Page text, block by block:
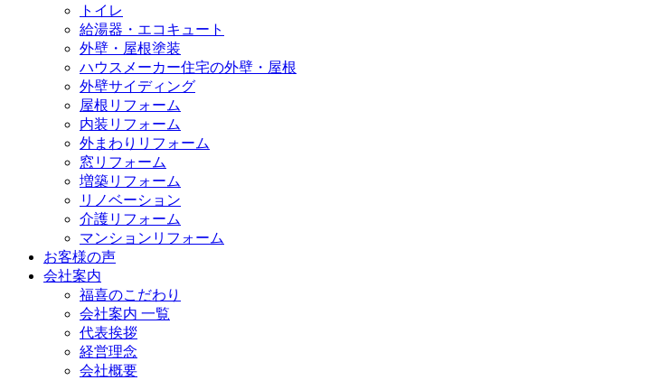
トイレ
給湯器・エコキュート
外壁・屋根塗装
ハウスメーカー住宅の外壁・屋根
外壁サイディング
屋根リフォーム
内装リフォーム
外まわりリフォーム
窓リフォーム
増築リフォーム
リノベーション
介護リフォーム
マンションリフォーム
お客様の声
会社案内
福喜のこだわり
会社案内 一覧
代表挨拶
経営理念
会社概要